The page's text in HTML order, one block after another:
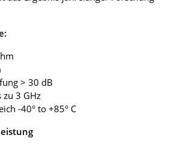
> 30 dB
3 GHz
-40° to +85° C